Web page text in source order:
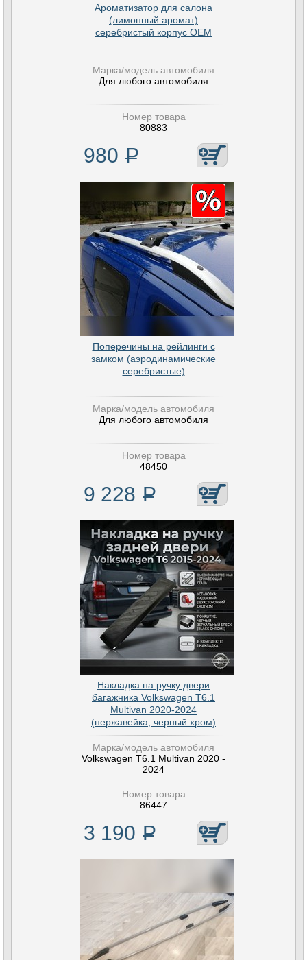
Ароматизатор для салона
(лимонный аромат)
серебристый корпус OEM
Марка/модель автомобиля
Для любого автомобиля
Номер товара
80883
980 Р
Поперечины на рейлинги с
замком (аэродинамические
серебристые)
Марка/модель автомобиля
Для любого автомобиля
Номер товара
48450
9 228 Р
Накладка на ручку двери
багажника Volkswagen T6.1
Multivan 2020-2024
(нержавейка, черный хром)
Марка/модель автомобиля
Volkswagen T6.1 Multivan 2020 -
2024
Номер товара
86447
3 190 Р